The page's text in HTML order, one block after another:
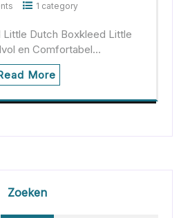
1 category
Dutch Boxkleed Little
en Comfortabel…
More
Zoeken